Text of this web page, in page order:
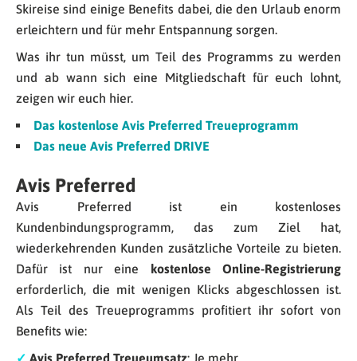
Skireise sind einige Benefits dabei, die den Urlaub enorm
erleichtern und für mehr Entspannung sorgen.
Was ihr tun müsst, um Teil des Programms zu werden
und ab wann sich eine Mitgliedschaft für euch lohnt,
zeigen wir euch hier.
Das kostenlose Avis Preferred Treueprogramm
Das neue Avis Preferred DRIVE
Avis Preferred
Avis Preferred ist ein kostenloses
Kundenbindungsprogramm, das zum Ziel hat,
wiederkehrenden Kunden zusätzliche Vorteile zu bieten.
Dafür ist nur eine
kostenlose Online-Registrierung
erforderlich, die mit wenigen Klicks abgeschlossen ist.
Als Teil des Treueprogramms profitiert ihr sofort von
Benefits wie:
✓ Avis Preferred Treueumsatz: Je mehr